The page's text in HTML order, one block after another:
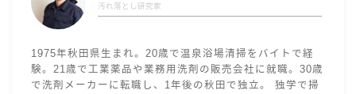
汚れ落とし研究家
1975年秋田県生まれ。20歳で温泉浴場清掃をバイトで経
験。21歳で工業薬品や業務用洗剤の販売会社に就職。30歳
で洗剤メーカーに転職し、1年後の秋田で独立。 独学で掃